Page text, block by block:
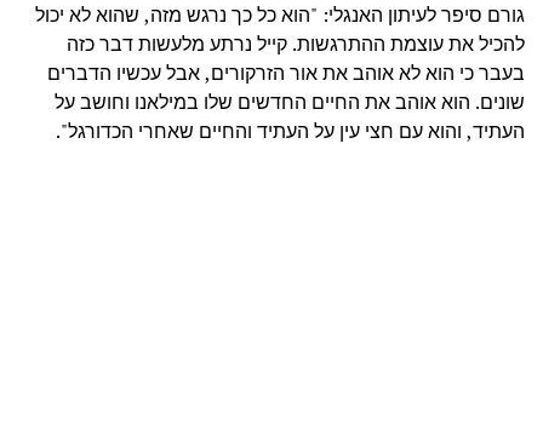
גורם סיפר לעיתון האנגלי: "הוא כל כך נרגש מזה, שהוא לא יכול
להכיל את עוצמת ההתרגשות. קייל נרתע מלעשות דבר כזה
בעבר כי הוא לא אוהב את אור הזרקורים, אבל עכשיו הדברים
שונים. הוא אוהב את החיים החדשים שלו במילאנו וחושב על
העתיד, והוא עם חצי עין על העתיד והחיים שאחרי הכדורגל".